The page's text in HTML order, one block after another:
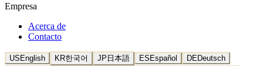
Empresa
Acerca de
Contacto
USEnglish KR한국어 JP 日本語 ESEspañol DEDeutsch